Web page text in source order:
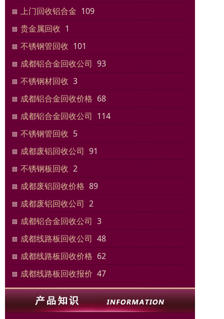
上门回收铝合金 109
贵金属回收 1
不锈钢管回收 101
成都铝合金回收公司 93
不锈钢材回收 3
成都铝合金回收价格 68
成都铝合金回收公司 114
不锈钢管回收 5
成都废铝回收公司 91
不锈钢板回收 2
成都废铝回收价格 89
成都废铝回收公司 2
成都铝合金回收公司 3
成都线路板回收公司 48
成都线路板回收价格 62
成都线路板回收报价 47